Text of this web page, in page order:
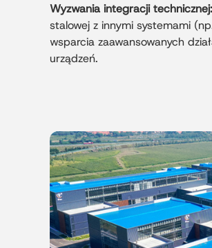
Wyzwania integracji technicznej:
stalowej z innymi systemami
wsparcia zaawansowanych
urządzeń.